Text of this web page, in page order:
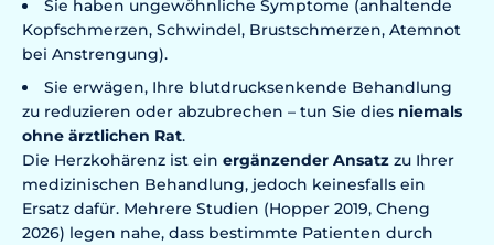
Sie haben ungewöhnliche Symptome (anhaltende
Kopfschmerzen, Schwindel, Brustschmerzen, Atemnot
bei Anstrengung).
Sie erwägen, Ihre blutdrucksenkende Behandlung
zu reduzieren oder abzubrechen – tun Sie dies niemals
ohne ärztlichen Rat.
Die Herzkohärenz ist ein ergänzender Ansatz zu Ihrer
medizinischen Behandlung, jedoch keinesfalls ein
Ersatz dafür. Mehrere Studien (Hopper 2019, Cheng
2026) legen nahe, dass bestimmte Patienten durch